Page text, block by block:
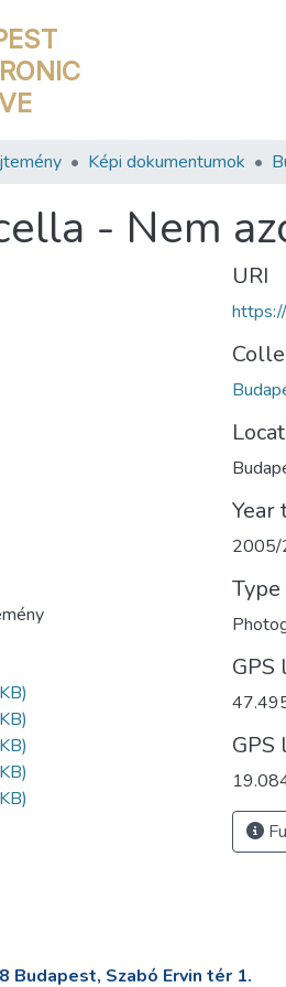
Képi dokumentumok
- Nem
URI
Year
2005/
Type
GPS
Budapest, Szabó Ervin tér 1.